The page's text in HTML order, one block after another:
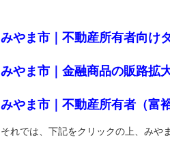
みやま市｜不動産所有者向け
みやま市｜金融商品の販路拡
みやま市｜不動産所有者（富
それでは、下記をクリックの上、みや